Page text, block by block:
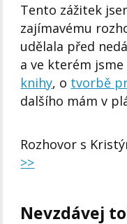
Tento zážitek
zajímavému
udělala před
a ve kterém
knihy, o tvorbě
dalšího mám v
Rozhovor s
>>
Nevzdávej